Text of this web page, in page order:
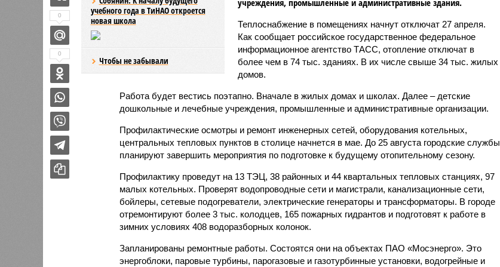
учебного года в ТиНАО откроется
новая школа
Чтобы не забывали
Теплоснабжение в помещениях начнут отключат 27 апреля.
Как сообщает российское государственное федеральное
информационное агентство ТАСС, отопление отключат в
более чем в 74 тыс. зданиях. В их числе свыше 34 тыс. жилых
домов.
Работа будет вестись поэтапно. Вначале в жилых домах и школах. Далее – детские
дошкольные и лечебные учреждения, промышленные и административные организации.
Профилактические осмотры и ремонт инженерных сетей, оборудования котельных,
центральных тепловых пунктов в столице начнется в мае. До 25 августа городские службы
планируют завершить мероприятия по подготовке к будущему отопительному сезону.
Профилактику проведут на 13 ТЭЦ, 38 районных и 44 квартальных тепловых станциях, 97
малых котельных. Проверят водопроводные сети и магистрали, канализационные сети,
бойлеры, сетевые подогреватели, электрические генераторы и трансформаторы. В городе
отремонтируют более 3 тыс. колодцев, 165 пожарных гидрантов и подготовят к работе в
зимних условиях 408 водоразборных колонок.
Запланированы ремонтные работы. Состоятся они на объектах ПАО «Мосэнерго». Это
энергоблоки, паровые турбины, парогазовые и газотурбинные установки, водогрейные и
0
0